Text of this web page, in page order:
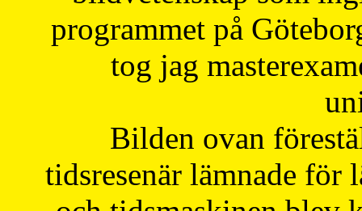
programmet på
tog jag
Bilden ovan
tidsresenär lämnade för